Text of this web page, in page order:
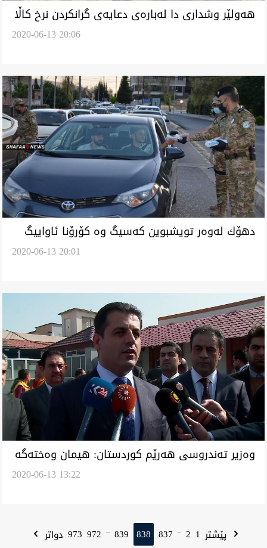
هه‌ولێر وشدارى دا له‌باره‌ى دعايه‌ى گرانكردن نرخ كاڵا
2020-06-13 20:06
دهۆك له‌وه‌ر تويشبوين كه‌سيگ وه‌ كۆرۆنا ئاواييگ
2020-06-13 20:01
وەزیر تەندروسی هەرێم کوردستان: هیمان وەختەگە
2020-06-13 13:22
پێشتر 1
2
...
837
838
839
...
972
973 دواتر